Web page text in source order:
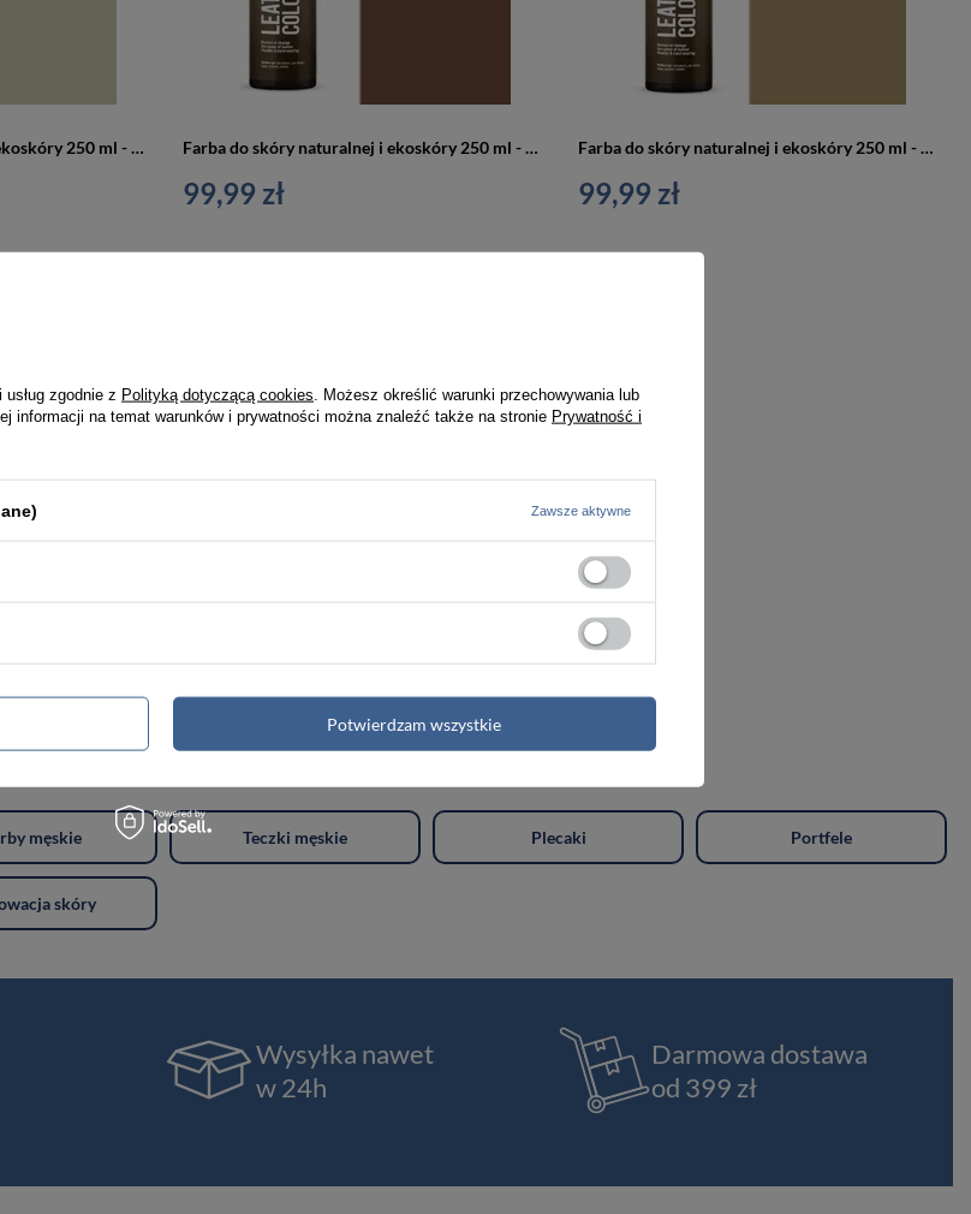
Farba do skóry naturalnej i ekoskóry 250 ml - Leather expert Farba do skóry naturalnej i ekoskóry 250 ml - Leather expert
99,99 zł
Farba do skóry naturalnej i ekoskóry 250 ml - Leather expert
99,99 zł
męskie Teczki męskie Plecaki Portfele
skóry
Wysyłka nawet
w 24h
Darmowa dostawa
od 399 zł
zgodnie z Polityką dotyczącą cookies . Możesz określić warunki przechowywania lub
informacji na temat warunków i prywatności można znaleźć także na stronie Prywatność i
Zawsze aktywne
Potwierdzam wszystkie